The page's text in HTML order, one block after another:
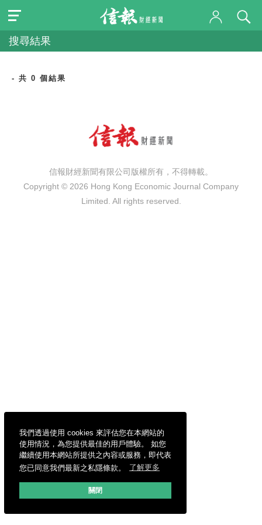
我們透過使用 cookies 來評估您在本網站的
使用情況，為您提供最佳的用戶體驗。 如您
繼續使用本網站所提供之內容或服務，即代表
您已同意我們最新之私隱條款。
了解更多
關閉
搜尋結果
- 共 0 個結果
信報財經新聞有限公司版權所有，不得轉載。
Copyright © 2026 Hong Kong Economic Journal Company
Limited. All rights reserved.